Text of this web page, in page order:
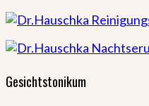
Gesichtstonikum